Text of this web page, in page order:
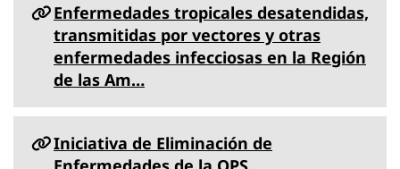
Enfermedades tropicales desatendidas,
transmitidas por vectores y otras
enfermedades infecciosas en la Región
de las Am…
Iniciativa de Eliminación de